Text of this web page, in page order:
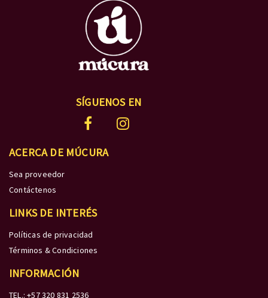
SÍGUENOS EN
ACERCA DE MÚCURA
Sea proveedor
Contáctenos
LINKS DE INTERÉS
Políticas de privacidad
Términos & Condiciones
INFORMACIÓN
TEL.: +57 320 831 2536